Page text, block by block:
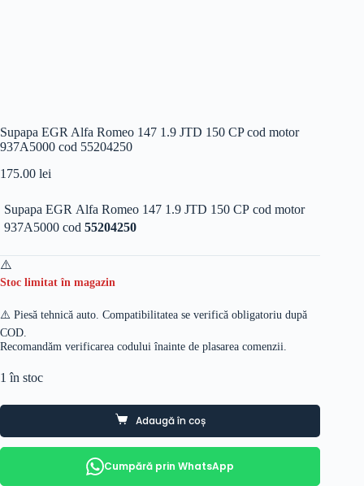
Supapa EGR Alfa Romeo 147 1.9 JTD 150 CP cod motor
937A5000 cod 55204250
175.00 lei
Supapa EGR Alfa Romeo 147 1.9 JTD 150 CP cod motor
937A5000 cod 55204250
Stoc limitat în magazin
⚠️ Piesă tehnică auto. Compatibilitatea se verifică obligatoriu după
COD.
Recomandăm verificarea codului înainte de plasarea comenzii.
1 în stoc
Adaugă în coș
Cumpără prin WhatsApp